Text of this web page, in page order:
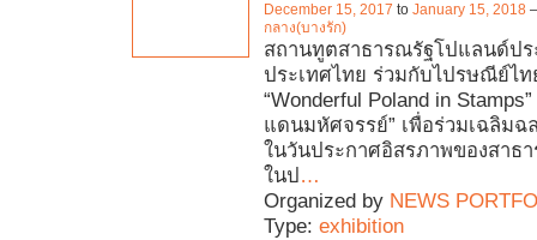
December 15, 2017 to January 15, 2018
กลาง(บางรัก)
สถานทูตสาธารณรัฐโปแลนด์ปร
ประเทศไทย ร่วมกับไปรษณีย์ไ
“Wonderful Poland in
แดนมหัศจรรย์” เพื่อร่วมเฉลิมฉ
ในวันประกาศอิสรภาพของสาธ
ในป …
Organized by NEWS
Type: exhibition